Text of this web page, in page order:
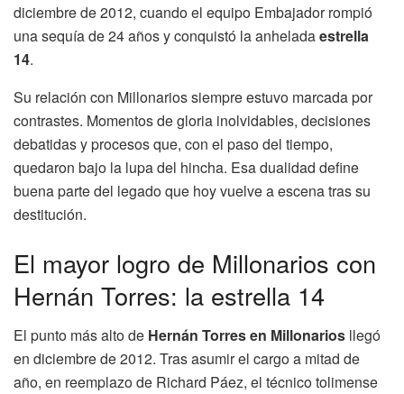
diciembre de 2012, cuando el equipo Embajador rompió
una sequía de 24 años y conquistó la anheladaestrella
14.
Su relación con Millonarios siempre estuvo marcada por
contrastes. Momentos de gloria inolvidables, decisiones
debatidas y procesos que, con el paso del tiempo,
quedaron bajo la lupa del hincha. Esa dualidad define
buena parte del legado que hoy vuelve a escena tras su
destitución.
El mayor logro de Millonarios con
Hernán Torres: la estrella 14
El punto más alto de Hernán Torres en Millonarios llegó
en diciembre de 2012. Tras asumir el cargo a mitad de
año, en reemplazo de Richard Páez, el técnico tolimense